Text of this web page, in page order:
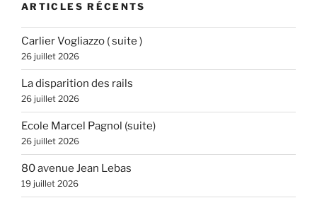
ARTICLES RÉCENTS
Carlier Vogliazzo ( suite )
26 juillet 2026
La disparition des rails
26 juillet 2026
Ecole Marcel Pagnol (suite)
26 juillet 2026
80 avenue Jean Lebas
19 juillet 2026